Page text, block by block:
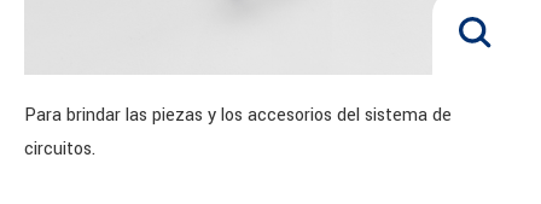
Para brindar las piezas y los accesorios del sistema de
circuitos.